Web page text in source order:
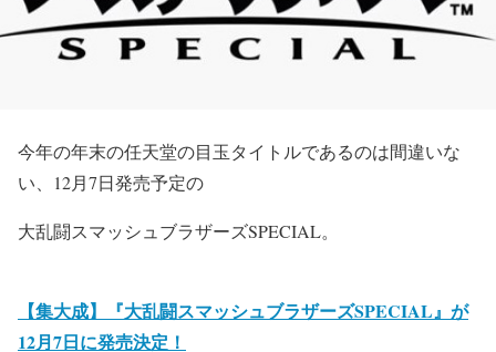
今年の年末の任天堂の目玉タイトルであるのは間違いな
い、12月7日発売予定の
大乱闘スマッシュブラザーズSPECIAL。
【集大成】『大乱闘スマッシュブラザーズSPECIAL』が
12月7日に発売決定！